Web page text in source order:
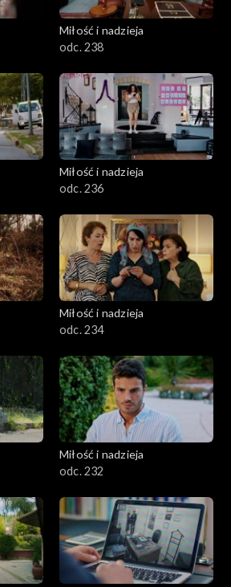
Miłość i nadzieja
odc. 238
Miłość i nadzieja
odc. 236
Miłość i nadzieja
odc. 234
Miłość i nadzieja
odc. 232